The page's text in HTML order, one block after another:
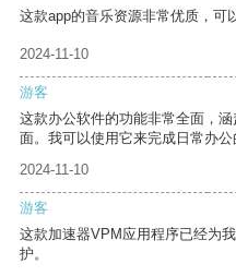
这款app的音乐资源非常优质，可
2024-11-10
游客
这款办公软件的功能非常全面，
面。我可以使用它来完成日常办公
2024-11-10
游客
这款加速器VPM应用程序已经为
护。